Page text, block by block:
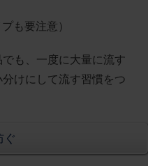
も要注意）
も、 一度に大量に流す
分けにして流す習慣をつ
ぐ